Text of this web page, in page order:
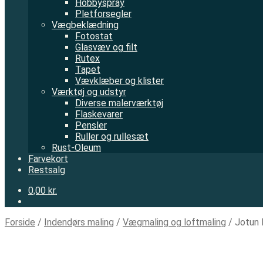
Hobbyspray
Pletforsegler
Vægbeklædning
Fotostat
Glasvæv og filt
Rutex
Tapet
Vævklæber og klister
Værktøj og udstyr
Diverse malerværktøj
Flaskevarer
Pensler
Ruller og rullesæt
Rust-Oleum
Farvekort
Restsalg
0,00 kr.
Forside / Indendørs maling / Vægmaling og loftmaling / Jotun